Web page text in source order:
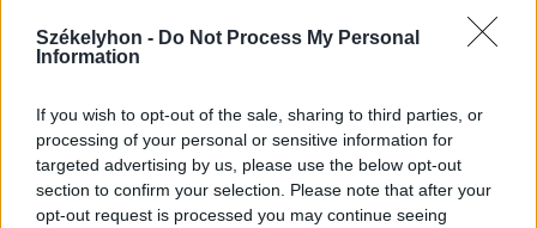
Székelyhon - Do Not Process My Personal
Information
If you wish to opt-out of the sale, sharing to third parties, or
processing of your personal or sensitive information for
targeted advertising by us, please use the below opt-out
section to confirm your selection. Please note that after your
opt-out request is processed you may continue seeing
következő tanévtől az oktatási
minisztérium új kerettantervet vezet be
az 5-8-as tagozatokba, amely a